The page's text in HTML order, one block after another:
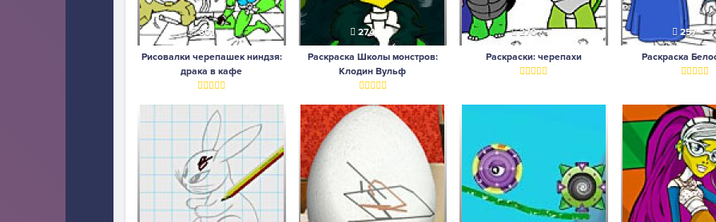
301
Рисовалки черепашек ниндзя:
драка в кафе
274
Раскраска Школы монстров:
Клодин Вульф
270
Раскраски: черепахи
257
Раскраска